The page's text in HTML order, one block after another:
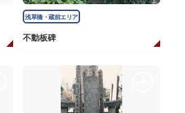
浅草橋・蔵前エリア
不動板碑